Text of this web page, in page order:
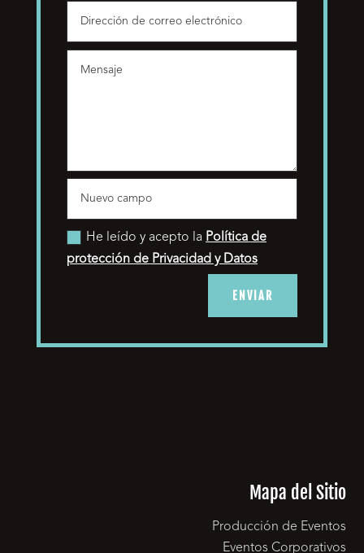
He leído y acepto la Política de
protección de Privacidad y Datos
ENVIAR
Mapa del Sitio
Producción de Eventos
Eventos Corporativos